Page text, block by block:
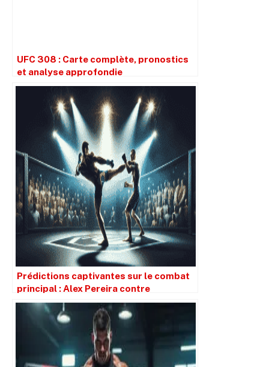
UFC 308 : Carte complète, pronostics
et analyse approfondie
Prédictions captivantes sur le combat
principal : Alex Pereira contre
Magomed Ankalaev